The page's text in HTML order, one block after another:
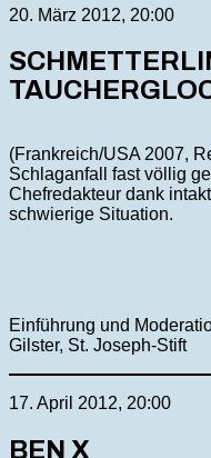
20. März 2012, 20:00
(Frankreich/USA 2007,
Schlaganfall fast völlig
Chefredakteur dank
schwierige Situation.
Einführung und
Gilster, St. Joseph-Stift
17. April 2012, 20:00
BEN X